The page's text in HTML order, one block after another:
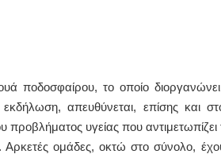
ποδοσφαίρου, το οποίο
απευθύνεται, επίσης και
υγείας που αντιμετωπίζει
Αρκετές ομάδες, οκτώ στο σύνολο,